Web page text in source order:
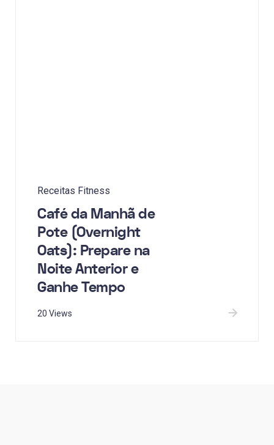
Receitas Fitness
Café da Manhã de
Pote (Overnight
Oats): Prepare na
Noite Anterior e
Ganhe Tempo
20 Views